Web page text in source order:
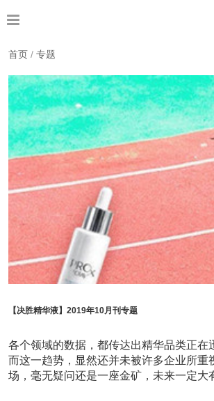
首页 / 专题
【决胜精华液】2019年10月刊专题
各个领域的数据，都传达出精华品类正在
而这一趋势，显然还并未被许多企业所重
场，毫无疑问还是一座金矿，未来一定大